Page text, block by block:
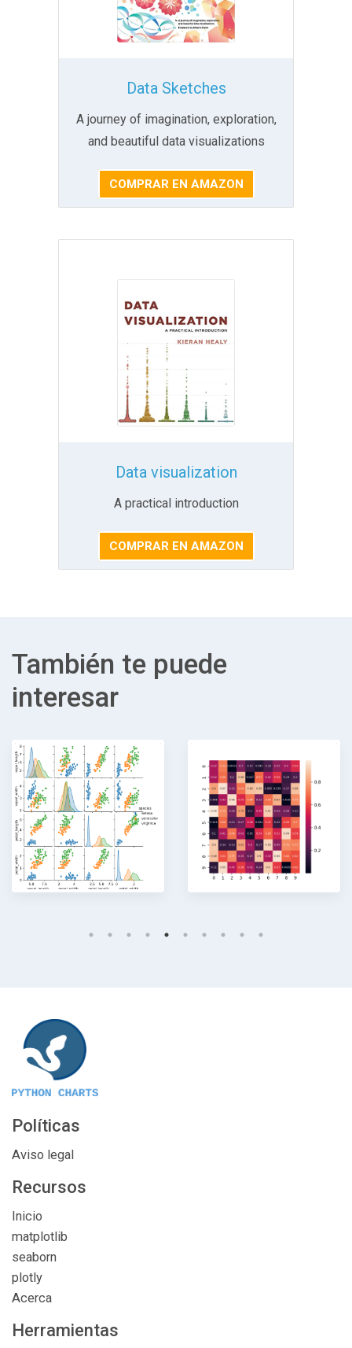
Data Sketches
A journey of imagination, exploration,
and beautiful data visualizations
COMPRAR EN AMAZON
Data visualization
A practical introduction
COMPRAR EN AMAZON
También te puede
interesar
Políticas
Aviso legal
Recursos
Inicio
matplotlib
seaborn
plotly
Acerca
Herramientas